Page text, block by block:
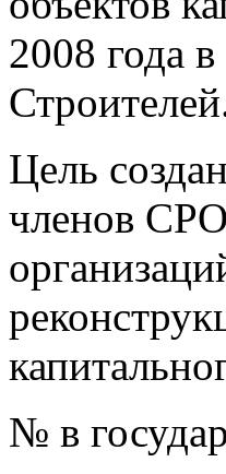
2008 года
Цель
членов
№ в